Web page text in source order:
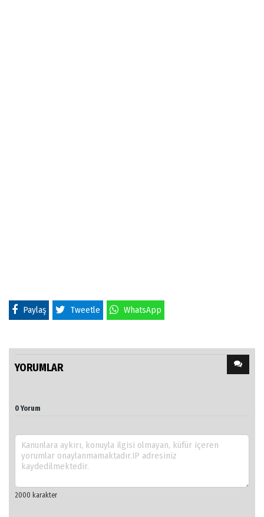
Paylaş Tweetle WhatsApp
YORUMLAR
0 Yorum